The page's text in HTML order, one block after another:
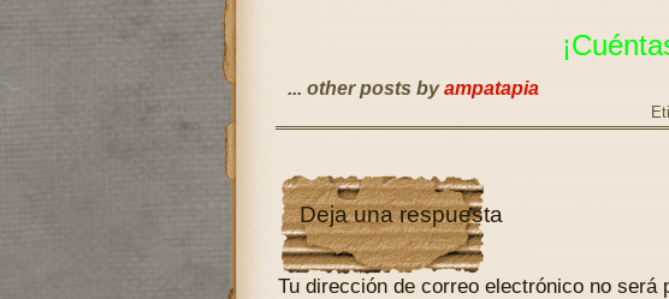
... other posts byampatapia
Deja una respuesta
Tu dirección de correo electrónico no será